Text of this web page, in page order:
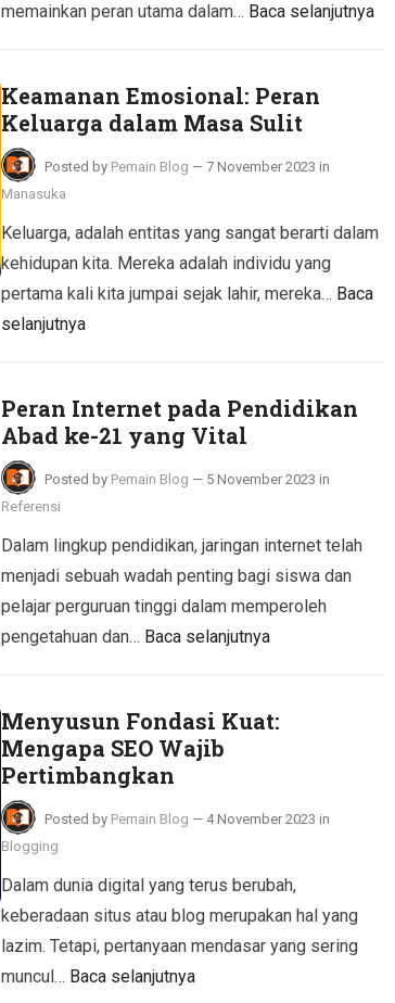
memainkan peran utama dalam… Baca selanjutnya
Keamanan Emosional: Peran
Keluarga dalam Masa Sulit
Posted by Pemain Blog — 7 November 2023 in
Manasuka
Keluarga, adalah entitas yang sangat berarti dalam
kehidupan kita. Mereka adalah individu yang
pertama kali kita jumpai sejak lahir, mereka… Baca
selanjutnya
Peran Internet pada Pendidikan
Abad ke-21 yang Vital
Posted by Pemain Blog — 5 November 2023 in
Referensi
Dalam lingkup pendidikan, jaringan internet telah
menjadi sebuah wadah penting bagi siswa dan
pelajar perguruan tinggi dalam memperoleh
pengetahuan dan… Baca selanjutnya
Menyusun Fondasi Kuat:
Mengapa SEO Wajib
Pertimbangkan
Posted by Pemain Blog — 4 November 2023 in
Blogging
Dalam dunia digital yang terus berubah,
keberadaan situs atau blog merupakan hal yang
lazim. Tetapi, pertanyaan mendasar yang sering
muncul… Baca selanjutnya